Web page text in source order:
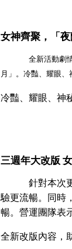
女神齊聚，「夜
全新活動劇
月」。冷豔、耀眼、
冷豔、耀眼、神
三週年大改版
針對本次
驗更流暢。同時，
暢。營運團隊表
全新改版內容，